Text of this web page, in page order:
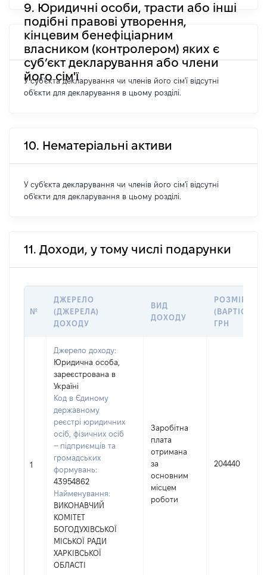
9. Юридичні особи, трасти або інші
подібні правові утворення,
кінцевим бенефіціарним
власником (контролером) яких є
суб’єкт декларування або члени
його сім'ї
У суб'єкта декларування чи членів його сім'ї відсутні
об'єкти для декларування в цьому розділі.
10. Нематеріальні активи
У суб'єкта декларування чи членів його сім'ї відсутні
об'єкти для декларування в цьому розділі.
11. Доходи, у тому числі подарунки
№
ДЖЕРЕЛО
(ДЖЕРЕЛА)
ДОХОДУ
ВИД
ДОХОДУ
РОЗМІР
(ВАРТІСТЬ),
ГРН
1
Джерело доходу:
Юридична особа,
зареєстрована в
Україні
Код в Єдиному
державному
реєстрі юридичних
осіб, фізичних осіб
– підприємців та
громадських
формувань:
43954862
Найменування:
ВИКОНАВЧИЙ
КОМІТЕТ
БОГОДУХІВСЬКОЇ
МІСЬКОЇ РАДИ
ХАРКІВСЬКОЇ
ОБЛАСТІ
Заробітна
плата
отримана
за
основним
місцем
роботи
204440